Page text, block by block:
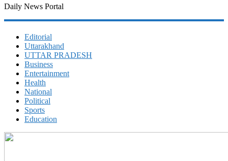
Daily News Portal
Editorial
Uttarakhand
UTTAR PRADESH
Business
Entertainment
Health
National
Political
Sports
Education